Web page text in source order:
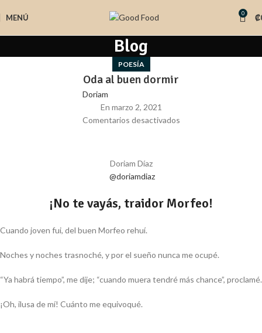
MENÚ 0 ₡
Blog
POESÍA
Oda al buen dormir
Doriam
En marzo 2, 2021
Comentarios desactivados
Doriam Díaz
@doriamdiaz
¡No te vayás, traidor Morfeo!
Cuando joven fui, del buen Morfeo rehuí.
Noches y noches trasnoché, y por el sueño nunca me ocupé.
“Ya habrá tiempo”, me dije; “cuando muera tendré más chance”, proclamé.
¡Oh, ilusa de mí! Cuánto me equivoqué.